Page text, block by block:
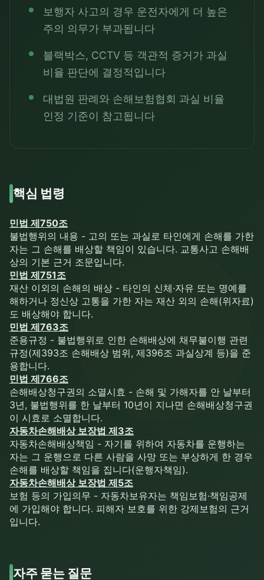
보행자 사고의 경우 운전자에게 더 높은
주의 의무가 부과됩니다
블랙박스, CCTV 등 객관적 증거가 과실
비율 판단에 결정적입니다
대법원 판례와 손해보험협회 과실 비율
인정 기준이 참고됩니다
핵심 법령
민법 제750조
불법행위의 내용 - 고의 또는 과실로 타인에게 손해를 가한
자는 그 손해를 배상할 책임이 있습니다. 교통사고 손해배
상의 기본 근거 조문입니다.
민법 제751조
재산 이외의 손해의 배상 - 타인의 신체·자유 또는 명예를
해하거나 정신상 고통을 가한 자는 재산 외의 손해(위자료)
도 배상해야 합니다.
민법 제763조
준용규정 - 불법행위로 인한 손해배상에 채무불이행 관련
규정(제393조 손해배상 범위, 제396조 과실상계 등)을 준
용합니다.
민법 제766조
손해배상청구권의 소멸시효 - 손해 및 가해자를 안 날부터
3년, 불법행위를 한 날부터 10년이 지나면 손해배상청구권
이 시효로 소멸합니다.
자동차손해배상 보장법 제3조
자동차손해배상책임 - 자기를 위하여 자동차를 운행하는
자는 그 운행으로 다른 사람을 사망 또는 부상하게 한 경우
손해를 배상할 책임을 집니다(운행자책임).
자동차손해배상 보장법 제5조
보험 등의 가입의무 - 자동차보유자는 책임보험·책임공제
에 가입해야 합니다. 피해자 보호를 위한 강제보험의 근거
입니다.
자주 묻는 질문